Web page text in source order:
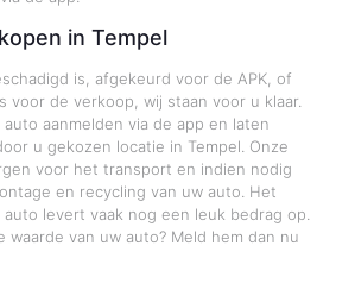
in Tempel
is, afgekeurd voor de APK, of
voor de verkoop, wij staan voor u klaar.
aanmelden via de app en laten
u gekozen locatie in Tempel. Onze
voor het transport en indien nodig
en recycling van uw auto. Het
levert vaak nog een leuk bedrag op.
waarde van uw auto? Meld hem dan nu